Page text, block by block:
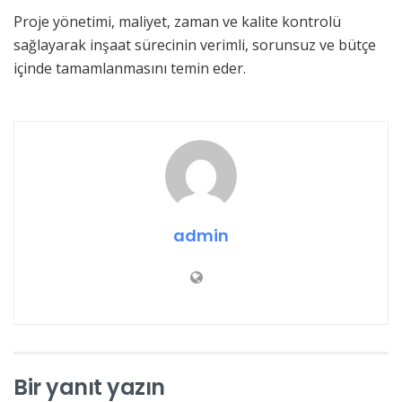
Proje yönetimi, maliyet, zaman ve kalite kontrolü
sağlayarak inşaat sürecinin verimli, sorunsuz ve bütçe
içinde tamamlanmasını temin eder.
admin
Bir yanıt yazın